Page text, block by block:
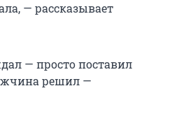
— рассказывает
— просто поставил
решил —